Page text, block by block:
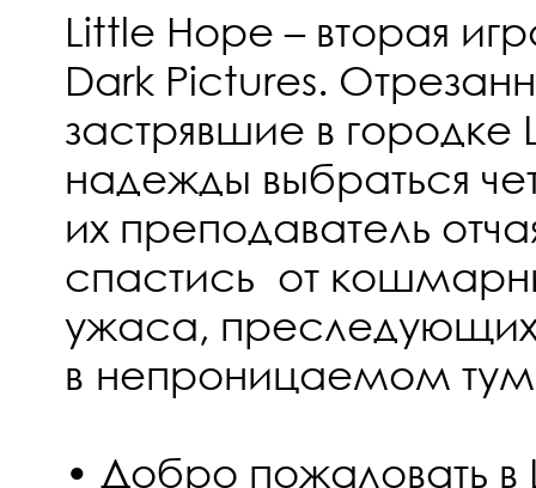
Little Hope – вторая
Dark Pictures.
застрявшие в городке
надежды выбраться
их преподаватель
спастись от
ужаса,
в непроницаемом
• Добро пожаловать в